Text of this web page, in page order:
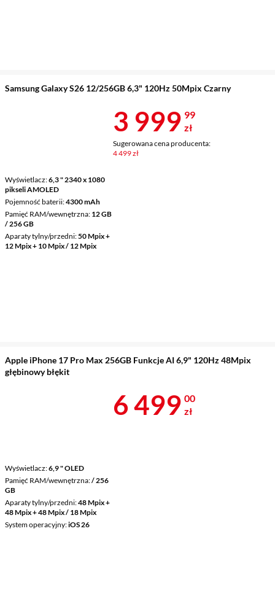
Samsung Galaxy S26 12/256GB 6,3" 120Hz 50Mpix Czarny
Wyświetlacz 6,3 " 2340 x 1080
pikseli AMOLED
Pojemność baterii 4300 mAh
Pamięć RAM/wewnętrzna 12 GB
/ 256 GB
Aparaty tylny/przedni 50 Mpix +
12 Mpix + 10 Mpix / 12 Mpix
Cena 3
3 999 99
zł
Sugerowana cena producenta:
4 499 zł
Apple iPhone 17 Pro Max 256GB Funkcje AI 6,9" 120Hz 48Mpix
głębinowy błękit
Wyświetlacz 6,9 " OLED
Pamięć RAM/wewnętrzna / 256
GB
Aparaty tylny/przedni 48 Mpix +
48 Mpix + 48 Mpix / 18 Mpix
System operacyjny iOS 26
Cena 6 499 zł
6 499 00
zł